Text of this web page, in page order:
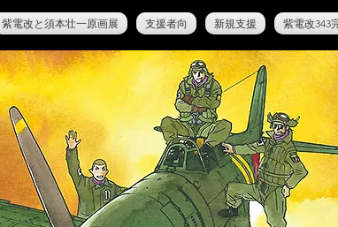
紫電改と須本壮一原画展 支援者向 新規支援 紫電改343